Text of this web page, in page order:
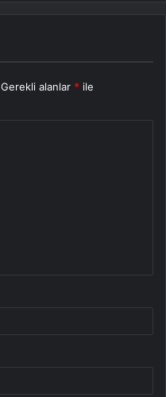
Gerekli alanlar * ile